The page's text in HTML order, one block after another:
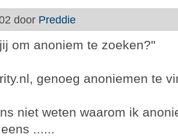
door Preddie
om anoniem te zoeken?"
genoeg anoniemen te
niet weten waarom ik
......